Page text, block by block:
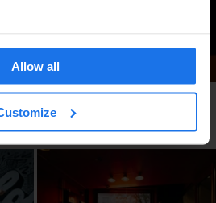
Allow all
BIEN